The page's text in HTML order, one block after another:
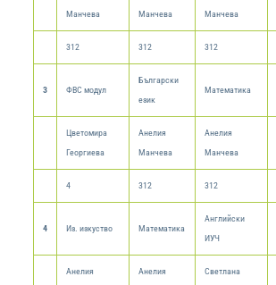
Манчева
Манчева
Манчева
312 312 312
3 ФВС модул
Български
език
Математика
Цветомира
Георгиева
Анелия
Манчева
Анелия
Манчева
4 312 312
4 Из. изкуство Математика
Английски
ИУЧ
Анелия
Анелия
Светлана